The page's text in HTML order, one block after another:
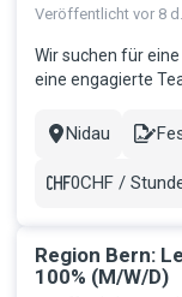
Veröffentlicht vor 8 d.
Wir suchen für
eine engagierte
Teams von ca. 25
der Arbeitsabl...
Stadt
Nidau
Gehalt
0CHF /
Region Bern:
100% (M/W/D)